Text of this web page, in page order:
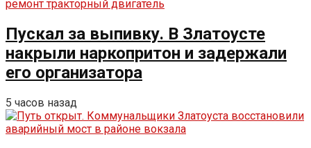
Пускал за выпивку. В Златоусте
накрыли наркопритон и задержали
его организатора
5 часов назад